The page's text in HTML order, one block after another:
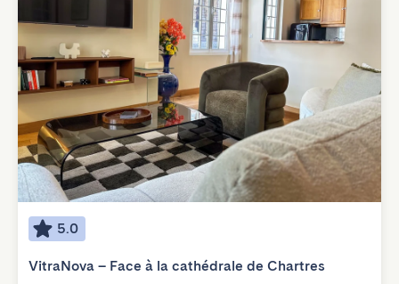
5.0
VitraNova – Face à la cathédrale de Chartres